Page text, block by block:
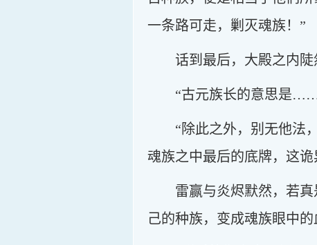
一条路可走，剿灭魂族！”
话到最后，大殿之内陡
“古元族长的意思是……
“除此之外，别无他法
魂族之中最后的底牌，这
雷赢与炎烬默然，若
己的种族，变成魂族眼中的